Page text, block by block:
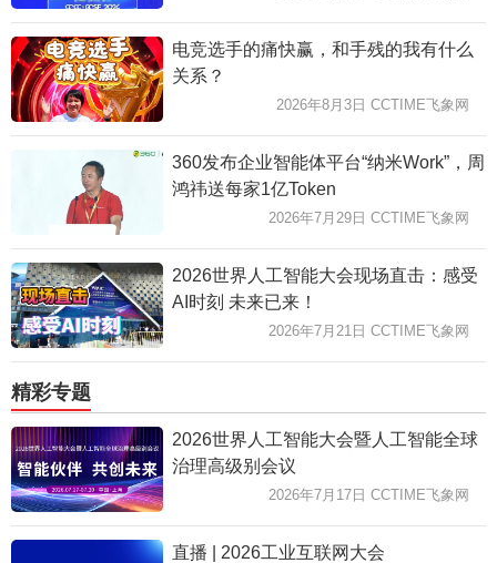
电竞选手的痛快赢，和手残的我有什么
关系？
2026年8月3日 CCTIME飞象网
360发布企业智能体平台“纳米Work”，周
鸿祎送每家1亿Token
2026年7月29日 CCTIME飞象网
2026世界人工智能大会现场直击：感受
AI时刻 未来已来！
2026年7月21日 CCTIME飞象网
精彩专题
2026世界人工智能大会暨人工智能全球
治理高级别会议
2026年7月17日 CCTIME飞象网
直播 | 2026工业互联网大会